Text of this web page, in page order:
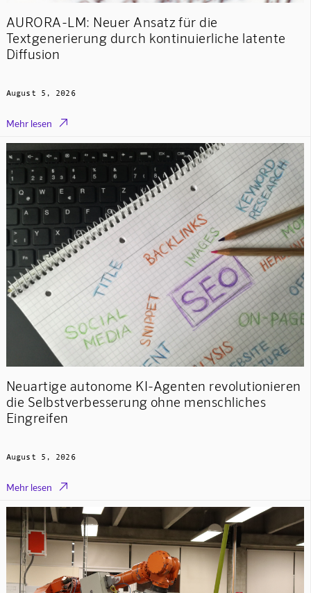
AURORA-LM: Neuer Ansatz für die
Textgenerierung durch kontinuierliche latente
Diffusion
August 5, 2026
Mehr lesen 
Neuartige autonome KI-Agenten revolutionieren
die Selbstverbesserung ohne menschliches
Eingreifen
August 5, 2026
Mehr lesen 